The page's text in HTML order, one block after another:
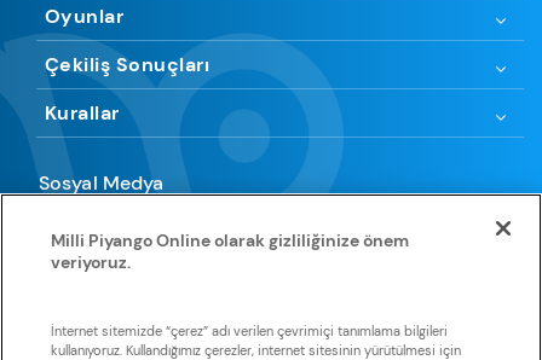
Oyunlar
Çekiliş Sonuçları
Kurallar
Sosyal Medya
Uygulamamıza göz atın
Milli Piyango Online olarak gizliliğinize önem
veriyoruz.
İnternet sitemizde “çerez” adı verilen çevrimiçi tanımlama bilgileri
kullanıyoruz. Kullandığımız çerezler, internet sitesinin yürütülmesi için